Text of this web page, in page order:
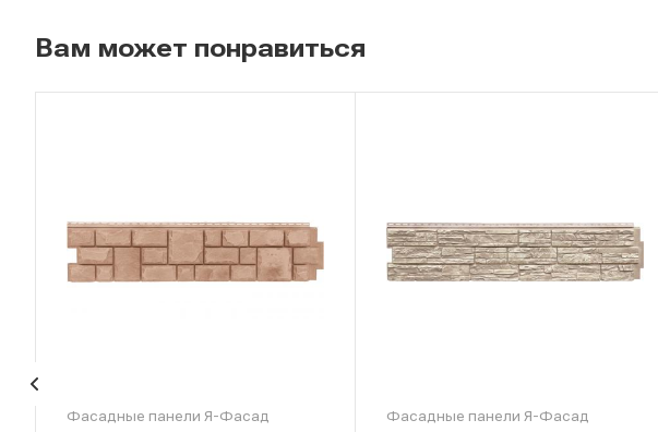
Вам может понравиться
Фасадные панели Я-Фасад Фасадные панели Я-Фасад